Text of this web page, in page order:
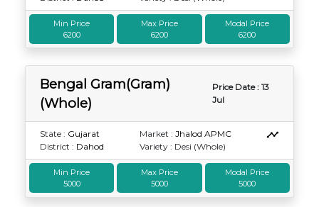
Min Price
6200
Max Price
6200
Modal Price
6200
Bengal Gram(Gram)
(Whole)
Price Date : 13
Jul
State : Gujarat
District : Dahod
Market : Jhalod APMC
Variety : Desi (Whole)
Min Price
5000
Max Price
5000
Modal Price
5000